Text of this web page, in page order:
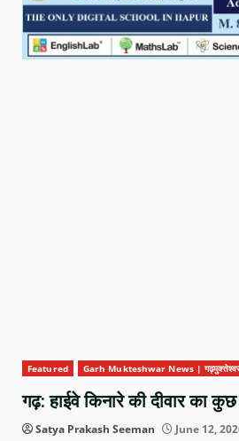
Featured Garh Mukteshwar News |
गढ़: हाईवे किनारे की दीवार का
Satya Prakash Seeman June 12,